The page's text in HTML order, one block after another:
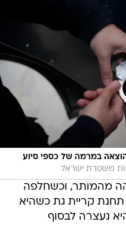
במרמה של כספי סיוע
משטרת ישראל
מהמותר, וכשחלפה
תחנת קריית גת כשהיא
נעצרה לבסוף